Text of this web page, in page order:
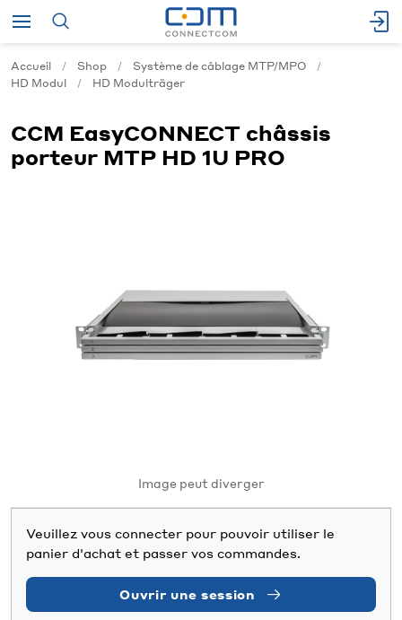
Accueil Shop
Système de câblage MTP/MPO
HD Modul
HD Modulträger
CCM EasyCONNECT châssis
porteur MTP HD 1U PRO
Image peut diverger
Veuillez vous connecter pour pouvoir utiliser le
panier d'achat et passer vos commandes.
Ouvrir une session